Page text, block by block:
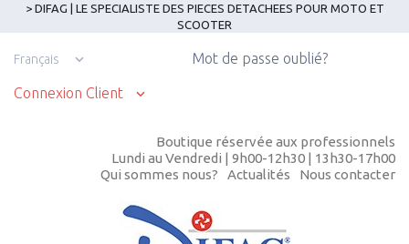
> DIFAG | LE SPECIALISTE DES PIECES DETACHEES POUR MOTO ET
SCOOTER
Français
Connexion Client
Mot de passe oublié?
Boutique réservée aux professionnels
Lundi au Vendredi | 9h00-12h30 | 13h30-17h00
Qui sommes nous?
Actualités Nous contacter